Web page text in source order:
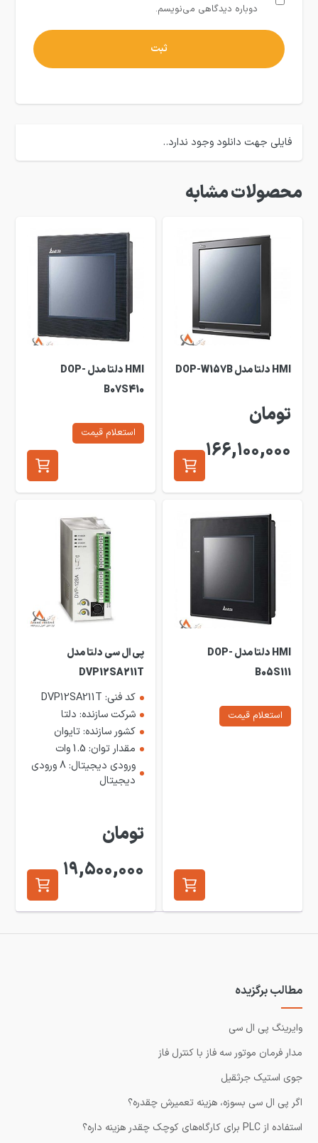
دوباره دیدگاهی می‌نویسم.
فایلی جهت دانلود وجود ندارد..
محصولات مشابه
HMI دلتا مدل DOP-W157B
تومان
166,100,000
HMI دلتا مدل DOP-
B07S410
استعلام قیمت
HMI دلتا مدل DOP-
B05S111
استعلام قیمت
پی ال سی دلتا مدل
DVP12SA211T
کد فنی: DVP12SA211T
شرکت سازنده: دلتا
کشور سازنده: تایوان
مقدار توان: 1.5 وات
ورودی دیجیتال: 8 ورودی
دیجیتال
تومان
19,500,000
مطالب برگزیده
وایرینگ پی ال سی
مدار فرمان موتور سه فاز با کنترل فاز
جوی استیک جرثقیل
اگر پی ال سی بسوزه، هزینه تعمیرش چقدره؟
استفاده از PLC برای کارگاه‌های کوچک چقدر هزینه داره؟